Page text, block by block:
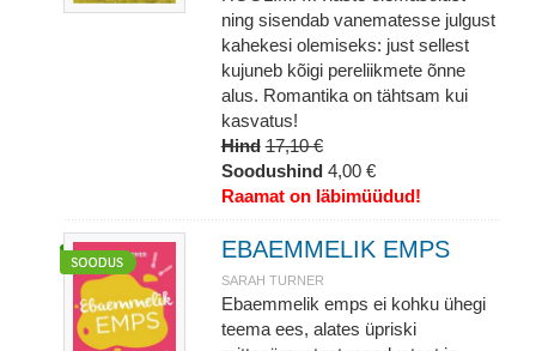
ning sisendab vanematesse julgust
kahekesi olemiseks: just sellest
kujuneb kõigi pereliikmete õnne
alus. Romantika on tähtsam kui
kasvatus!
Hind 17,10 €
Soodushind 4,00 €
Raamat on läbimüüdud!
EBAEMMELIK EMPS
SARAH TURNER
Ebaemmelik emps ei kohku ühegi
teema ees, alates üpriski